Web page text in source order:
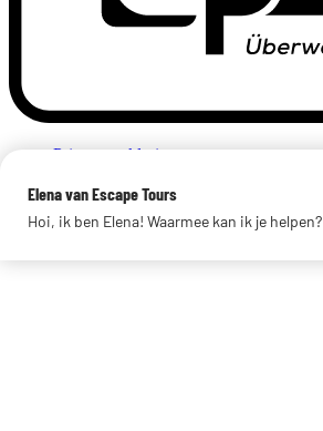
Privacyverklaring
Links
© 2026 Escape Tours
Elena van Escape Tours
Hoi, ik ben Elena! Waarmee kan ik je helpen?